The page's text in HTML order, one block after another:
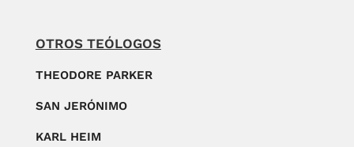
OTROS TEÓLOGOS
THEODORE PARKER
SAN JERÓNIMO
KARL HEIM